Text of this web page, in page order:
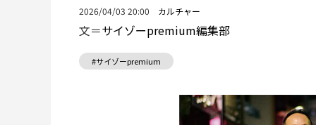
2026/04/03 20:00 カルチャー
文＝サイゾーpremium編集部
#サイゾーpremium